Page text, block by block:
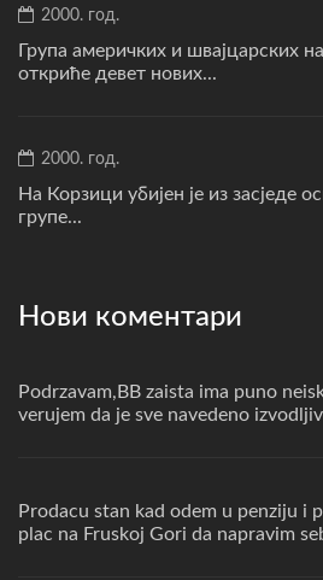
2000. год.
Група америчких и швајцарских
откриће девет нових...
2000. год.
На Корзици убијен је из засједе
групе...
Нови коментари
Podrzavam,BB zaista ima puno
verujem da je sve navedeno
Prodacu stan kad odem u penziju i
plac na Fruskoj Gori da napravim